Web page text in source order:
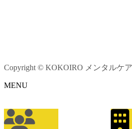
Copyright © KOKOIRO メンタルケア
MENU
ア
イ